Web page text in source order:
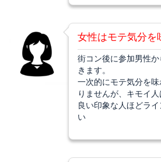
女性はモテ気分を
街コン後に参加男性
きます。
一次的にモテ気分を
りませんが、キモイ
良い印象な人ほどラ
い